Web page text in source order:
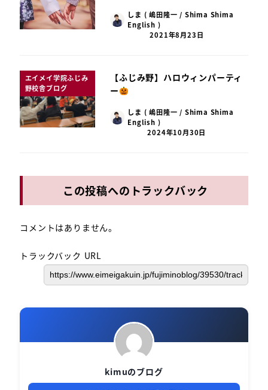
しま ( 嶋田隆一 / Shima Shima
English )
2021年8月23日
エイメイ学院ふじみ
野校舎ブログ
【ふじみ野】ハロウィンパーティ
ー
しま ( 嶋田隆一 / Shima Shima
English )
2024年10月30日
この投稿へのトラックバック
コメントはありません。
トラックバック URL
kimuのブログ